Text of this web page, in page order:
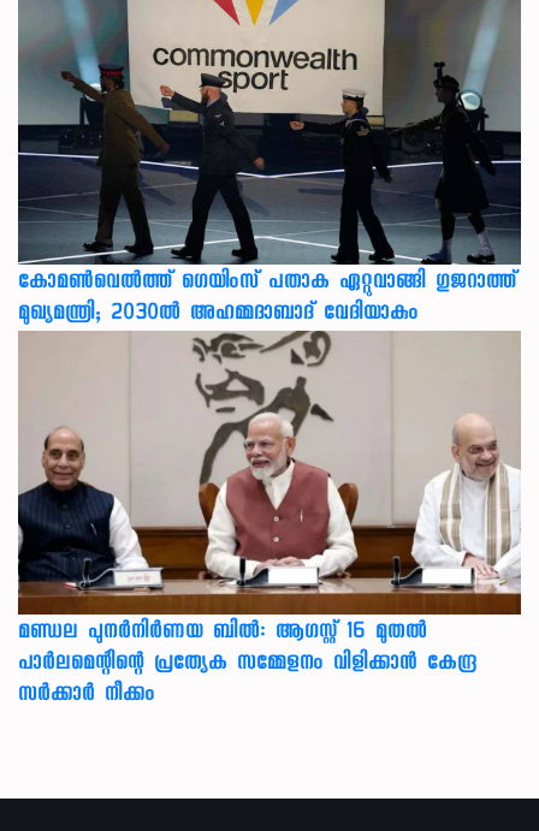
കോമൺവെൽത്ത് ഗെയിംസ് പതാക ഏറ്റുവാങ്ങി ഗുജറാത്ത്
മുഖ്യമന്ത്രി; 2030ൽ അഹമ്മദാബാദ് വേദിയാകും
മണ്ഡല പുനർനിർണയ ബിൽ: ആഗസ്റ്റ് 16 മുതൽ
പാർലമെന്റിന്റെ പ്രത്യേക സമ്മേളനം വിളിക്കാൻ കേന്ദ്ര
സർക്കാർ നീക്കം